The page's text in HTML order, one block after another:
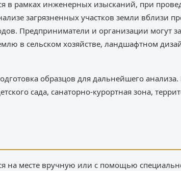
в рамках инженерных изысканий, при
загрязненных участков земли вблизи
Предприниматели и организации могут
в сельском хозяйстве, ландшафтном
образцов для дальнейшего
сада, санаторно-курортная зона,
на месте вручную или с помощью